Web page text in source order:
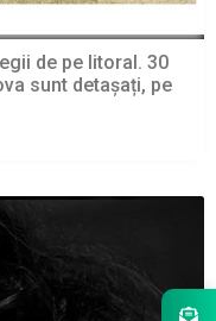
de pe litoral. 30
sunt detașați, pe